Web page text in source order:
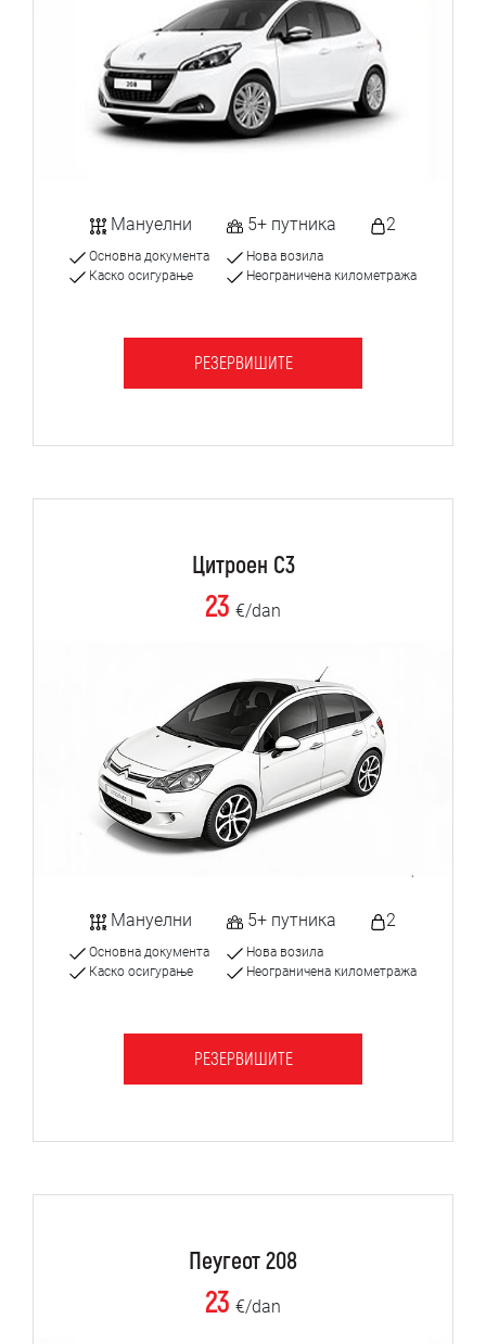
Мануелни 5+ путника 2
Основна документа
Каско осигурање
Нова возила
Неограничена километража
РЕЗЕРВИШИТЕ
Цитроен C3
23 €/dan
Мануелни 5+ путника 2
Основна документа
Каско осигурање
Нова возила
Неограничена километража
РЕЗЕРВИШИТЕ
Пеугеот 208
23 €/dan